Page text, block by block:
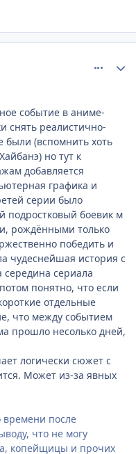
событие в аниме-
снять реалистично-
(вспомнить хоть
но тут к
добавляется
графика и
серии было
подростковый боевик м
рождёнными только
победить и
чудеснейшая история с
сериала
понятно, что если
отдельные
что между событием
прошло несолько дней,
логически сюжет с
Может из-за явных
времени после
что не могу
копейщицы и прочих